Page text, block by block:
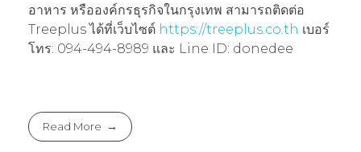
อาหาร หรือองค์กรธุรกิจในกรุงเทพ สามารถติดต่อ
Treeplus ได้ที่เว็บไซต์ https://treeplus.co.th เบอร์
โทร: 094-494-8989 และ Line ID: donedee
Read More